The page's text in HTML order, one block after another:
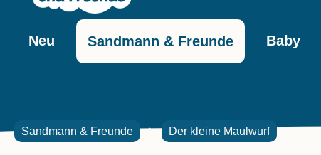
Neu Sandmann & Freunde Baby
Sandmann & Freunde Der kleine Maulwurf